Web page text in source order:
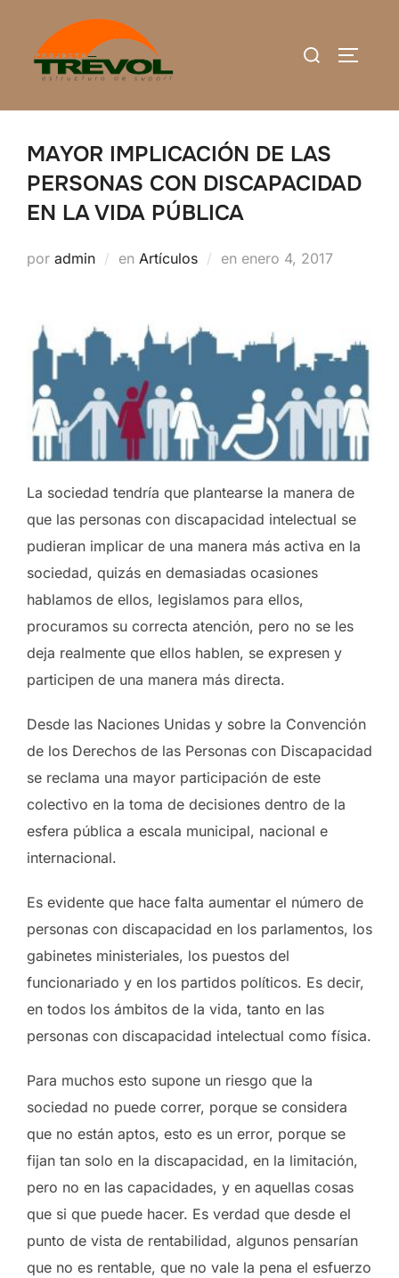
contenido
Buscar:
MAYOR IMPLICACIÓN DE LAS
PERSONAS CON DISCAPACIDAD
EN LA VIDA PÚBLICA
por admin en Artículos en Publicado
enero 4, 2017
La sociedad tendría que plantearse la manera de
que las personas con discapacidad intelectual se
pudieran implicar de una manera más activa en la
sociedad, quizás en demasiadas ocasiones
hablamos de ellos, legislamos para ellos,
procuramos su correcta atención, pero no se les
deja realmente que ellos hablen, se expresen y
participen de una manera más directa.
Desde las Naciones Unidas y sobre la Convención
de los Derechos de las Personas con Discapacidad
se reclama una mayor participación de este
colectivo en la toma de decisiones dentro de la
esfera pública a escala municipal, nacional e
internacional.
Es evidente que hace falta aumentar el número de
personas con discapacidad en los parlamentos, los
gabinetes ministeriales, los puestos del
funcionariado y en los partidos políticos. Es decir,
en todos los ámbitos de la vida, tanto en las
personas con discapacidad intelectual como física.
Para muchos esto supone un riesgo que la
sociedad no puede correr, porque se considera
que no están aptos, esto es un error, porque se
fijan tan solo en la discapacidad, en la limitación,
pero no en las capacidades, y en aquellas cosas
que si que puede hacer. Es verdad que desde el
punto de vista de rentabilidad, algunos pensarían
que no es rentable, que no vale la pena el esfuerzo